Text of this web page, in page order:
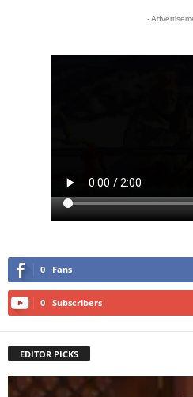
-
0 Fans
0 Subscribers
EDITOR PICKS